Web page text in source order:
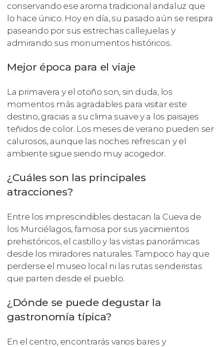
conservando ese aroma tradicional andaluz que
lo hace único. Hoy en día, su pasado aún se respira
paseando por sus estrechas callejuelas y
admirando sus monumentos históricos.
Mejor época para el viaje
La primavera y el otoño son, sin duda, los
momentos más agradables para visitar este
destino, gracias a su clima suave y a los paisajes
teñidos de color. Los meses de verano pueden ser
calurosos, aunque las noches refrescan y el
ambiente sigue siendo muy acogedor.
¿Cuáles son las principales
atracciones?
Entre los imprescindibles destacan la Cueva de
los Murciélagos, famosa por sus yacimientos
prehistóricos, el castillo y las vistas panorámicas
desde los miradores naturales. Tampoco hay que
perderse el museo local ni las rutas senderistas
que parten desde el pueblo.
¿Dónde se puede degustar la
gastronomía típica?
En el centro, encontrarás varios bares y